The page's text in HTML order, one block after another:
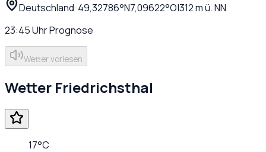
Deutschland··49,32786°N7,09622°O|312m ü. NN
23:45UhrPrognose
Wetter vorlesen
Wetter Friedrichsthal
17°C